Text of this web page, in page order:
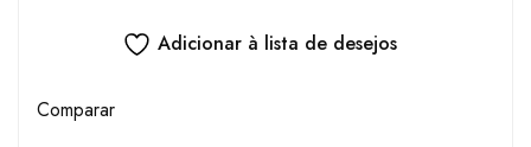
Adicionar à lista de desejos
Comparar